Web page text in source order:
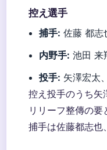
控え選手
捕手: 佐藤 都志
内野手: 池田 来
投手: 矢澤宏太
控え投手のうち
リリーフ整傳の要
捕手は佐藤都志也